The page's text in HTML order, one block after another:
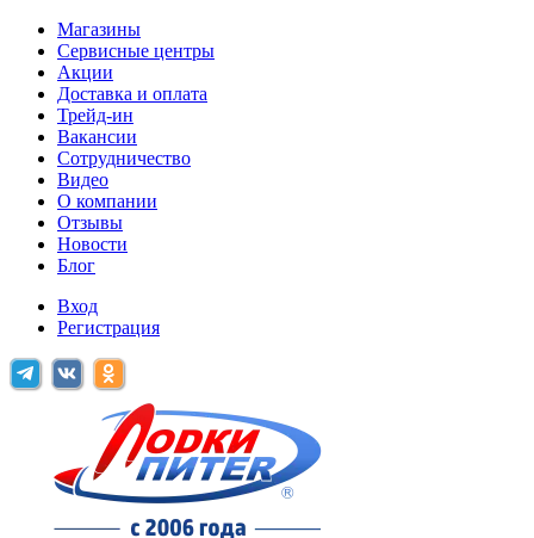
Магазины
Сервисные центры
Акции
Доставка и оплата
Трейд-ин
Вакансии
Сотрудничество
Видео
О компании
Отзывы
Новости
Блог
Вход
Регистрация